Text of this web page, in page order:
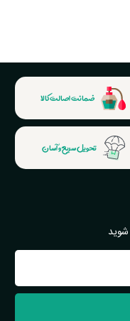
ضمانت اصالت کالا
تحویل سریع و آسان
شوید